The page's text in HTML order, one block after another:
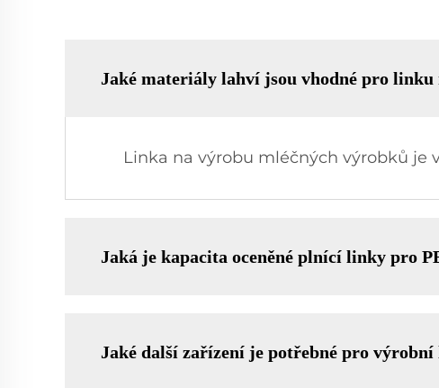
Jaké materiály lahví jsou vhodné pro
Linka na výrobu mléčných výrobků je
Jaká je kapacita oceněné plnící linky pro
Jaké další zařízení je potřebné pro